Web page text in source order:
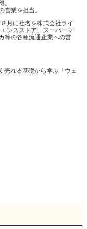
。
営業を担当。
月に社名を株式会社ライ
ンスストア、スーパーマ
等の各種流通企業への営
売れる基礎から学ぶ「ウェ